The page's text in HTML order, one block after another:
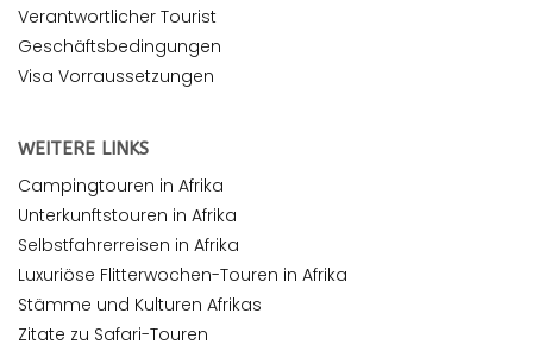
Verantwortlicher Tourist
Geschäftsbedingungen
Visa Vorraussetzungen
WEITERE LINKS
Campingtouren in Afrika
Unterkunftstouren in Afrika
Selbstfahrerreisen in Afrika
Luxuriöse Flitterwochen-Touren in Afrika
Stämme und Kulturen Afrikas
Zitate zu Safari-Touren